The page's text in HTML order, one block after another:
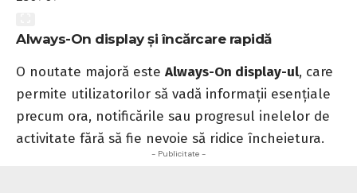
Always-On display și încărcare rapidă
O noutate majoră este Always-On display-ul, care
permite utilizatorilor să vadă informații esențiale
precum ora, notificările sau progresul inelelor de
activitate fără să fie nevoie să ridice încheietura.
- Publicitate -